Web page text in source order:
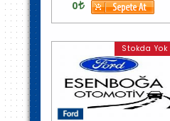
0
Stokda Yok